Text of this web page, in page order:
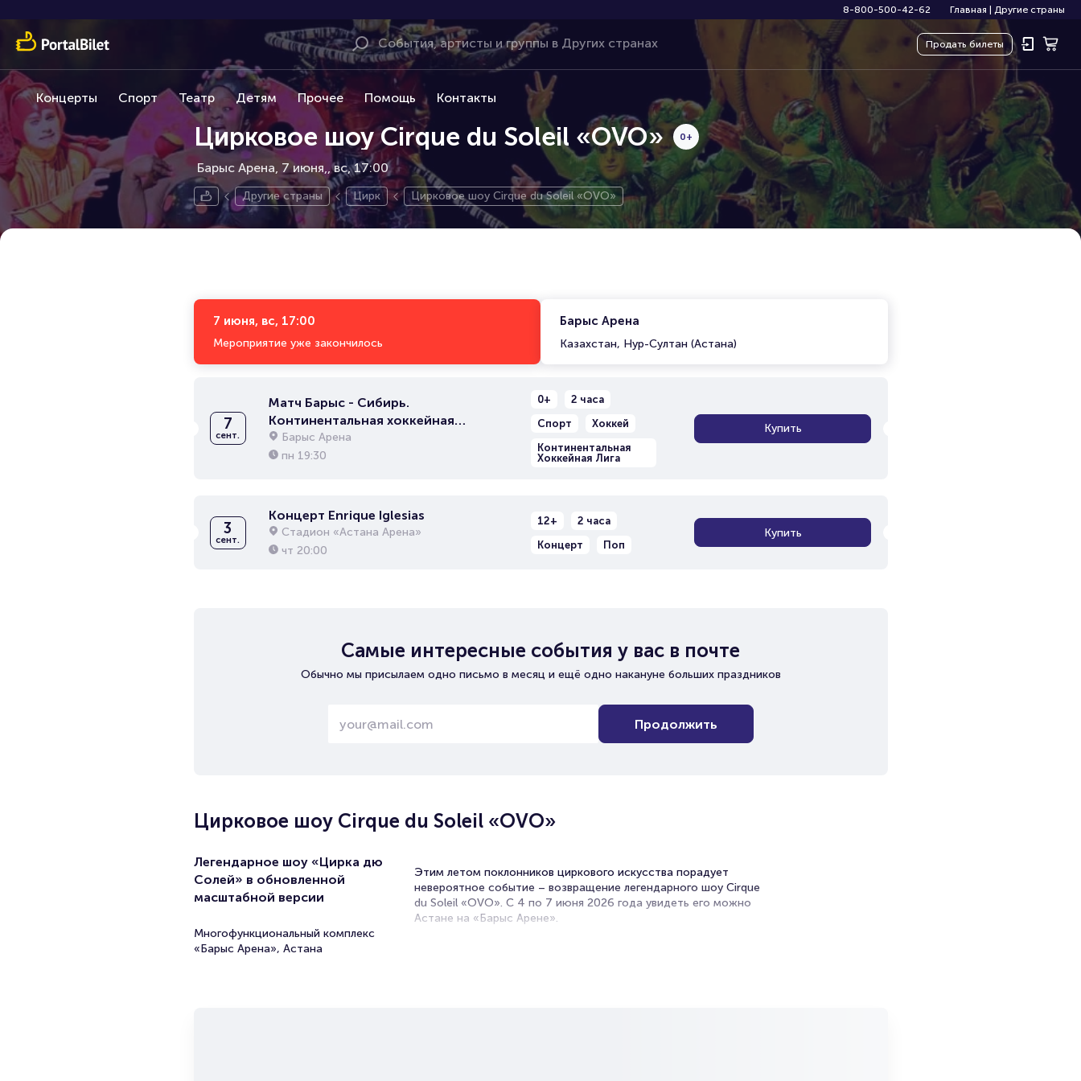
8-800-500-42-62 Главная Другие страны
Продать билеты
Концерты Спорт Театр Детям Прочее Помощь Контакты
Цирковое шоу Cirque du Soleil «OVO»
Барыс Арена, 7 июня,
0+
вс, 17:00
Другие страны Цирк Цирковое шоу Cirque du Soleil «OVO»
7 июня, вс, 17:00
Мероприятие уже закончилось
Барыс Арена
Казахстан, Нур-Султан (Астана)
7
сент.
Матч Барыс - Сибирь.
Континентальная хоккейная
лигаБарыс Арена
пн 19:30
0+
2 часа
Спорт
Хоккей
Континентальная
Хоккейная Лига
Купить
3
сент.
Концерт Enrique Iglesias
Стадион «Астана Арена»
чт 20:00
12+
2 часа
Концерт
Поп
Купить
Самые интересные события у вас в почте
Обычно мы присылаем одно письмо в месяц и ещё одно накануне больших праздников
Продолжить
Цирковое шоу Cirque du Soleil «OVO»
Легендарное шоу «Цирка дю
Солей» в обновленной
масштабной версии
Многофункциональный комплекс
«Барыс Арена», Астана
Этим летом поклонников циркового искусства порадует
невероятное событие – возвращение легендарного шоу Cirque
du Soleil «OVO». С 4 по 7 июня 2026 года увидеть его можно
Астане на «Барыс Арене».